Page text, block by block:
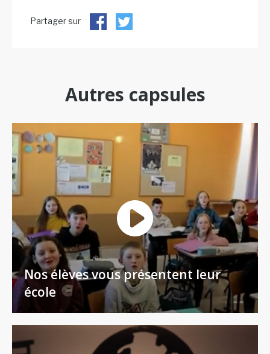
Partager sur
Autres capsules
Nos élèves vous présentent leur
école